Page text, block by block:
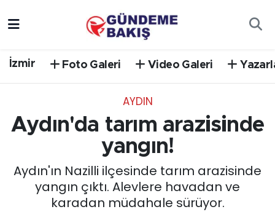
İzmir Foto Galeri Video Galeri
AYDIN
Aydın'da tarım arazisinde
yangın!
Aydın'ın Nazilli ilçesinde tarım arazisinde
yangın çıktı. Alevlere havadan ve
karadan müdahale sürüyor.
EĞİTİM
EKONOMİ
Süper Lig Puan Durumu ve Fikstür
Tüm Manşetler
Son Dakika Haberleri